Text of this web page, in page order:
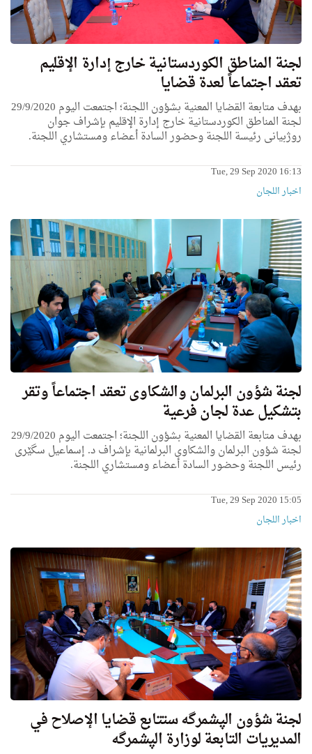
لجنة المناطق الكوردستانية خارج إدارة الإقليم
تعقد اجتماعاً لعدة قضايا
بهدف متابعة القضايا المعنية بشؤون اللجنة؛ اجتمعت اليوم 29/9/2020
لجنة المناطق الكوردستانية خارج إدارة الإقليم بإشراف جوان
روژبیانی رئیسة اللجنة وحضور السادة أعضاء ومستشاري اللجنة.
Tue, 29 Sep 2020 16:13
اخبار اللجان
لجنة شؤون البرلمان والشكاوى تعقد اجتماعاً وتقر
بتشكيل عدة لجان فرعية
بهدف متابعة القضايا المعنية بشؤون اللجنة؛ اجتمعت اليوم 29/9/2020
لجنة شؤون البرلمان والشكاوى البرلمانية بإشراف د. إسماعيل سگێری
رئیس اللجنة وحضور السادة أعضاء ومستشاري اللجنة.
Tue, 29 Sep 2020 15:05
اخبار اللجان
لجنة شؤون الپشمرگە ستتابع قضايا الإصلاح في
المديريات التابعة لوزارة الپشمرگە